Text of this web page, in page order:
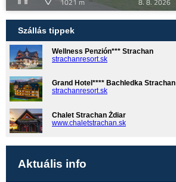
Szállás tippek
Wellness Penzión*** Strachan
strachanresort.sk
Grand Hotel**** Bachledka Strachan
strachanresort.sk
Chalet Strachan Ždiar
www.chaletstrachan.sk
Aktuális info